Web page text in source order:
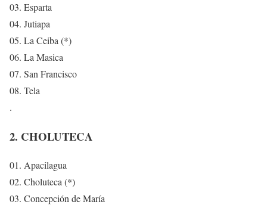
03. Esparta
04. Jutiapa
05. La Ceiba (*)
06. La Masica
07. San Francisco
08. Tela
.
2. CHOLUTECA
01. Apacilagua
02. Choluteca (*)
03. Concepción de María